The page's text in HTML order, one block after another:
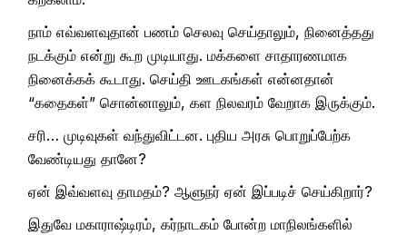
நாம் எவ்வளவுதான் பணம் செலவு செய்தாலும், நினைத்தது
நடக்கும் என்று கூற முடியாது. மக்களை சாதாரணமாக
நினைக்கக் கூடாது. செய்தி ஊடகங்கள் என்னதான்
“கதைகள்” சொன்னாலும், கள நிலவரம் வேறாக இருக்கும்.
சரி… முடிவுகள் வந்துவிட்டன. புதிய அரசு பொறுப்பேற்க
வேண்டியது தானே?
ஏன் இவ்வளவு தாமதம்? ஆளுநர் ஏன் இப்படிச் செய்கிறார்?
இதுவே மகாராஷ்டிரம், கர்நாடகம் போன்ற மாநிலங்களில்